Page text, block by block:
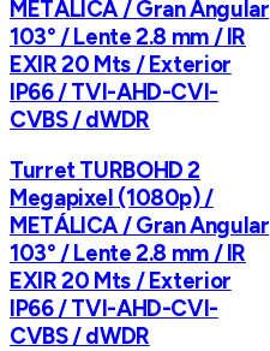
METÁLICA / Gran Angular
103° / Lente 2.8 mm / IR
EXIR 20 Mts / Exterior
IP66 / TVI-AHD-CVI-
CVBS / dWDR
Turret TURBOHD 2
Megapixel (1080p) /
METÁLICA / Gran Angular
103° / Lente 2.8 mm / IR
EXIR 20 Mts / Exterior
IP66 / TVI-AHD-CVI-
CVBS / dWDR